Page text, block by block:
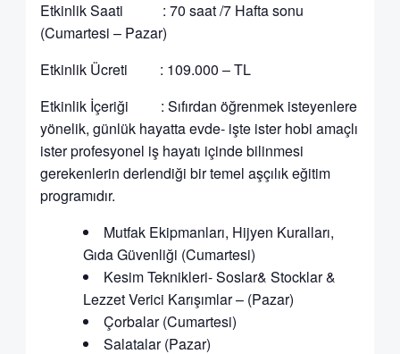
Etkinlik Saati : 70 saat /7 Hafta sonu
(Cumartesi – Pazar)
Etkinlik Ücreti : 109.000 – TL
Etkinlik İçeriği : Sıfırdan öğrenmek isteyenlere
yönelik, günlük hayatta evde- işte ister hobi amaçlı
ister profesyonel iş hayatı içinde bilinmesi
gerekenlerin derlendiği bir temel aşçılık eğitim
programıdır.
Mutfak Ekipmanları, Hijyen Kuralları,
Gıda Güvenliği (Cumartesi)
Kesim Teknikleri- Soslar& Stocklar &
Lezzet Verici Karışımlar – (Pazar)
Çorbalar (Cumartesi)
Salatalar (Pazar)